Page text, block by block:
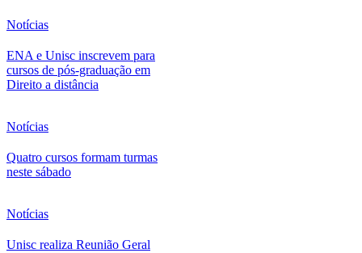
Notícias
ENA e Unisc inscrevem para
cursos de pós-graduação em
Direito a distância
Notícias
Quatro cursos formam turmas
neste sábado
Notícias
Unisc realiza Reunião Geral